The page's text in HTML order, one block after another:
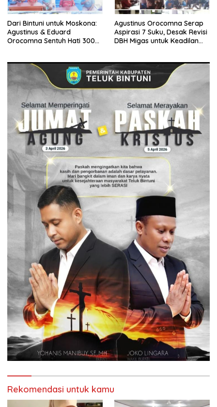
Dari Bintuni untuk Moskona:
Agustinus & Eduard
Orocomna Sentuh Hati 300
Agustinus Orocomna Serap
Aspirasi 7 Suku, Desak Revisi
DBH Migas untuk Keadilan
Rekomendasi untuk kamu